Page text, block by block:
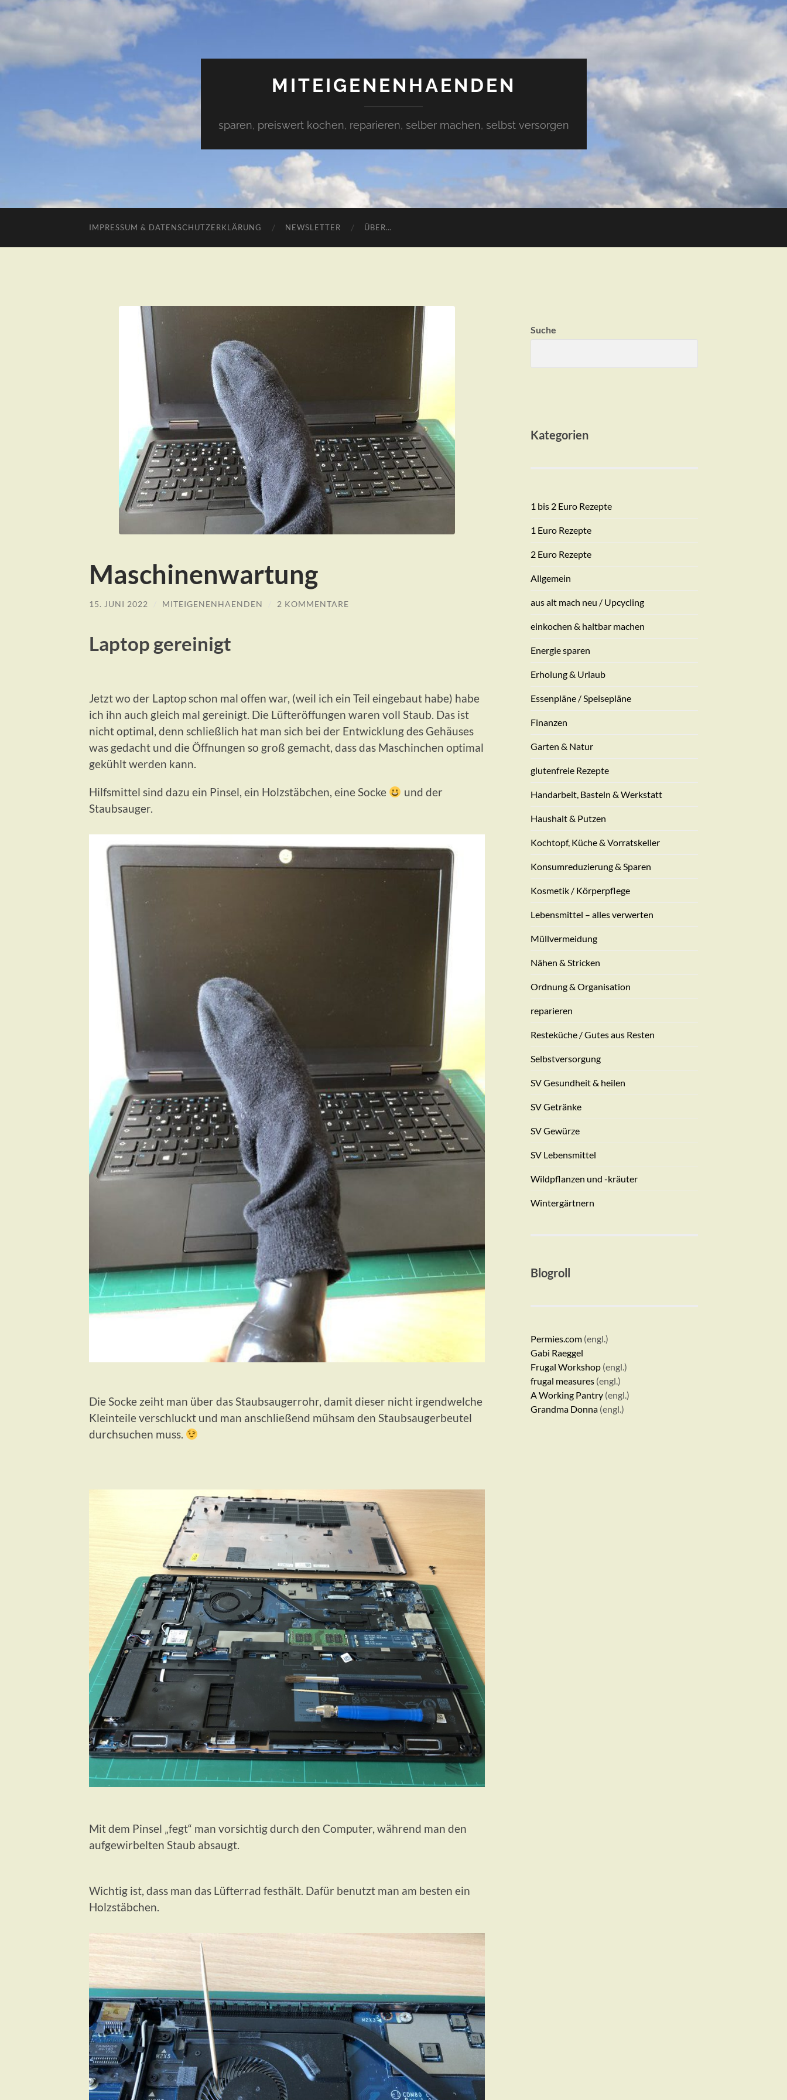
MITEIGENENHAENDEN
sparen, preiswert kochen, reparieren, selber machen, selbst versorgen
IMPRESSUM & DATENSCHUTZERKLÄRUNG NEWSLETTER ÜBER…
Maschinenwartung
15. JUNI 2022 MITEIGENENHAENDEN 2 KOMMENTARE
Laptop gereinigt
Jetzt wo der Laptop schon mal offen war, (weil ich ein Teil eingebaut habe) habe
ich ihn auch gleich mal gereinigt. Die Lüfteröffungen waren voll Staub. Das ist
nicht optimal, denn schließlich hat man sich bei der Entwicklung des Gehäuses
was gedacht und die Öffnungen so groß gemacht, dass das Maschinchen optimal
gekühlt werden kann.
Hilfsmittel sind dazu ein Pinsel, ein Holzstäbchen, eine Socke
und der
Staubsauger.
Die Socke zeiht man über das Staubsaugerrohr, damit dieser nicht irgendwelche
Kleinteile verschluckt und man anschließend mühsam den Staubsaugerbeutel
durchsuchen muss.
Mit dem Pinsel „fegt“ man vorsichtig durch den Computer, während man den
aufgewirbelten Staub absaugt.
Wichtig ist, dass man das Lüfterrad festhält. Dafür benutzt man am besten ein
Holzstäbchen.
Suche
Kategorien
1 bis 2 Euro Rezepte
1 Euro Rezepte
2 Euro Rezepte
Allgemein
aus alt mach neu / Upcycling
einkochen & haltbar machen
Energie sparen
Erholung & Urlaub
Essenpläne / Speisepläne
Finanzen
Garten & Natur
glutenfreie Rezepte
Handarbeit, Basteln & Werkstatt
Haushalt & Putzen
Kochtopf, Küche & Vorratskeller
Konsumreduzierung & Sparen
Kosmetik / Körperpflege
Lebensmittel – alles verwerten
Müllvermeidung
Nähen & Stricken
Ordnung & Organisation
reparieren
Resteküche / Gutes aus Resten
Selbstversorgung
SV Gesundheit & heilen
SV Getränke
SV Gewürze
SV Lebensmittel
Wildpflanzen und -kräuter
Wintergärtnern
Blogroll
Permies.com (engl.)
Gabi Raeggel
Frugal Workshop (engl.)
frugal measures (engl.)
A Working Pantry (engl.)
Grandma Donna (engl.)